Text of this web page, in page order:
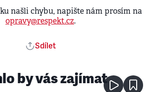
našli chybu, napište nám prosím na
opravy@respekt.cz.
Sdílet
by vás zajímat